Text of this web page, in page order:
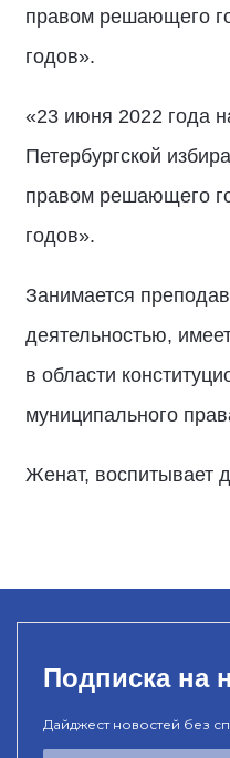
правом решающего
годов».
«23 июня 2022 года
Петербургской
правом решающего
годов».
Занимается
деятельностью,
в области
муниципального
Женат, воспитывает
Подписка на
Дайджест новостей без